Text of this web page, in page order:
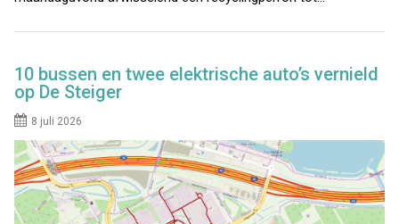
10 bussen en twee elektrische auto’s vernield
op De Steiger
8 juli 2026